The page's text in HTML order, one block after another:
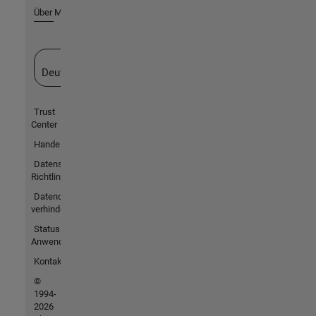
Über MathWorks
Deutschland
Trust
Center
Handelsmarken
Datenschutz-
Richtlinien
Datendiebstahl
verhindern
Status von
Anwendungen
Kontakt
©
1994-
2026